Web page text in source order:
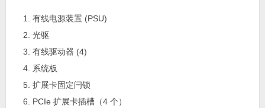
有线电源装置 (PSU)
光驱
有线驱动器 (4)
系统板
扩展卡固定闩锁
PCIe 扩展卡插槽（4 个）